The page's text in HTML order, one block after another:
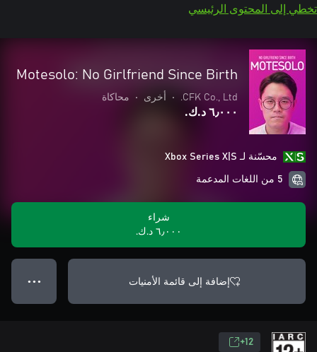
تخطي إلى المحتوى الرئيسي
Motesolo: No Girlfriend Since Birth
CFK Co., Ltd.
• أخرى • محاكاة
٦٫٠٠٠ د.ك.‏
محسّنة لـ Xbox Series X|S
5 من اللغات المدعمة
شراء
٦٫٠٠٠ د.ك.‏
إضافة إلى قائمة الأمنيات ● ● ●
12+